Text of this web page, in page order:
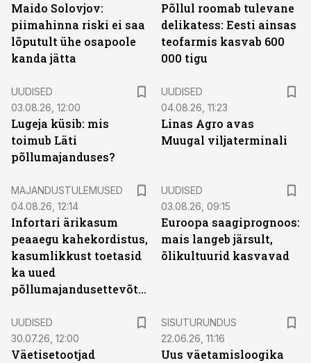
Maido Solovjov:
piimahinna riski ei saa
lõputult ühe osapoole
kanda jätta
Põllul roomab tulevane
delikatess: Eesti ainsas
teofarmis kasvab 600
000 tigu
UUDISED
03.08.26, 12:00
Lugeja küsib: mis
toimub Läti
põllumajanduses?
UUDISED
04.08.26, 11:23
Linas Agro avas
Muugal viljaterminali
MAJANDUSTULEMUSED
04.08.26, 12:14
Infortari ärikasum
peaaegu kahekordistus,
kasumlikkust toetasid
ka uued
põllumajandusettevõtted
UUDISED
03.08.26, 09:15
Euroopa saagiprognoos:
mais langeb järsult,
õlikultuurid kasvavad
UUDISED
30.07.26, 12:00
Väetisetootjad
SISUTURUNDUS
22.06.26, 11:16
Uus väetamisloogika